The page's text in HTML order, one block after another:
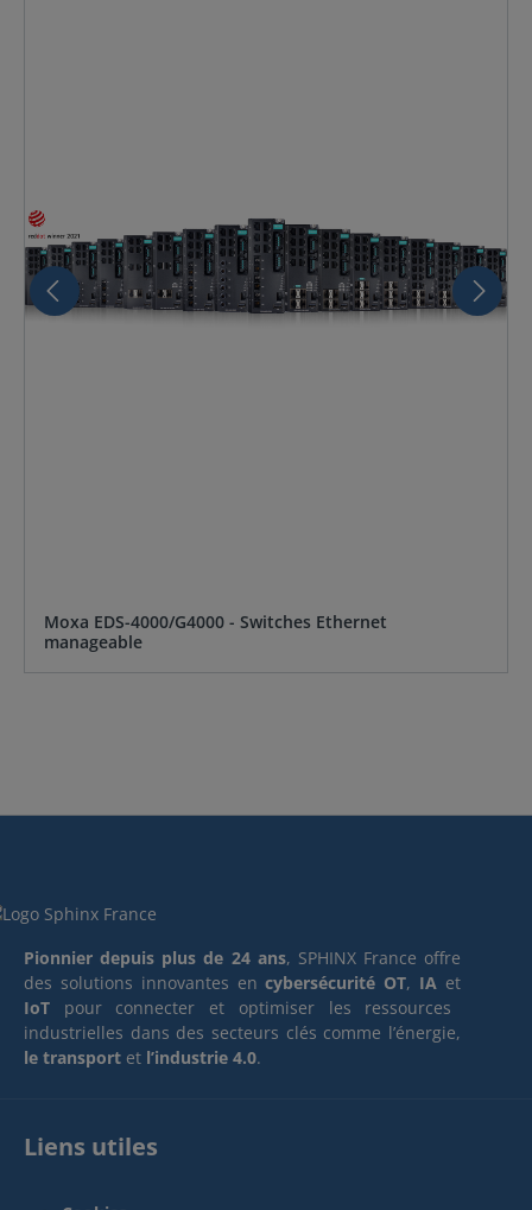
Moxa EDS-4000/G4000 - Switches Ethernet
manageable
Pionnier depuis plus de 24 ans, SPHINX France offre
des solutions innovantes encybersécurité OT, IA et
IoT pour connecter et optimiser les ressources
industrielles dans des secteurs clés comme l’énergie,
le transport et l’industrie 4.0.
Liens utiles